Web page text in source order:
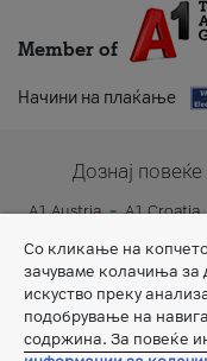
Member of
Начини на плаќање
Дознај
A1 Austria A1 Croatia
Со кликање на копчето
зачуваме колачиња
искуство преку
подобрување на
содржина. За повеќе